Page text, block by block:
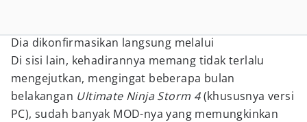
Dia dikonfirmasikan langsung melalui
Di sisi lain, kehadirannya memang tidak terlalu
mengejutkan, mengingat beberapa bulan
belakangan Ultimate Ninja Storm 4(khususnya versi
PC), sudah banyak MOD-nya yang memungkinkan